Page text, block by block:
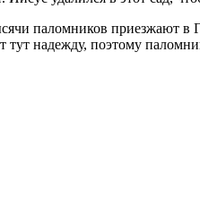
паломников приезжают
надежду, поэтому